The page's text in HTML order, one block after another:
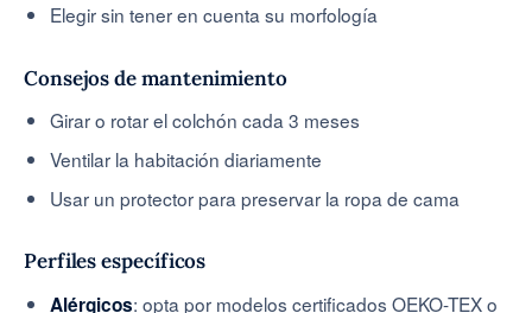
Elegir sin tener en cuenta su morfología
Consejos de mantenimiento
Girar o rotar el colchón cada 3 meses
Ventilar la habitación diariamente
Usar un protector para preservar la ropa de cama
Perfiles específicos
Alérgicos: opta por modelos certificados OEKO-TEX o